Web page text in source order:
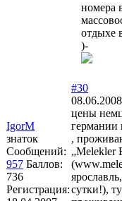
номера
отдыхе
)-
IgorM
знаток
Сообщений:
957 Баллов:
736
Регистрация:
#30
цены
германии
,
„Melekler
сутки!),